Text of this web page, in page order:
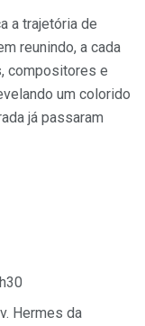
a trajetória de
reunindo, a cada
compositores e
um colorido
já passaram
Hermes da